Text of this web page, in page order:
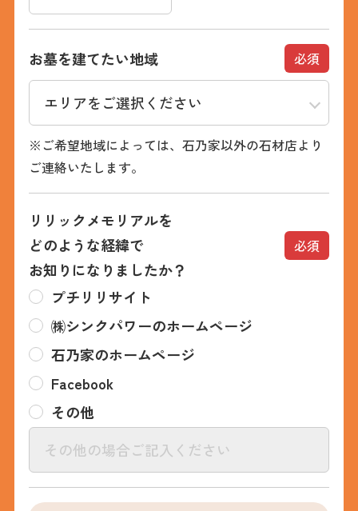
お墓を建てたい地域 必須
※ご希望地域によっては、石乃家以外の石材店より
ご連絡いたします。
リリックメモリアルを
どのような経緯で
お知りになりましたか？
必須
プチリリサイト
㈱シンクパワーのホームページ
石乃家のホームページ
Facebook
その他